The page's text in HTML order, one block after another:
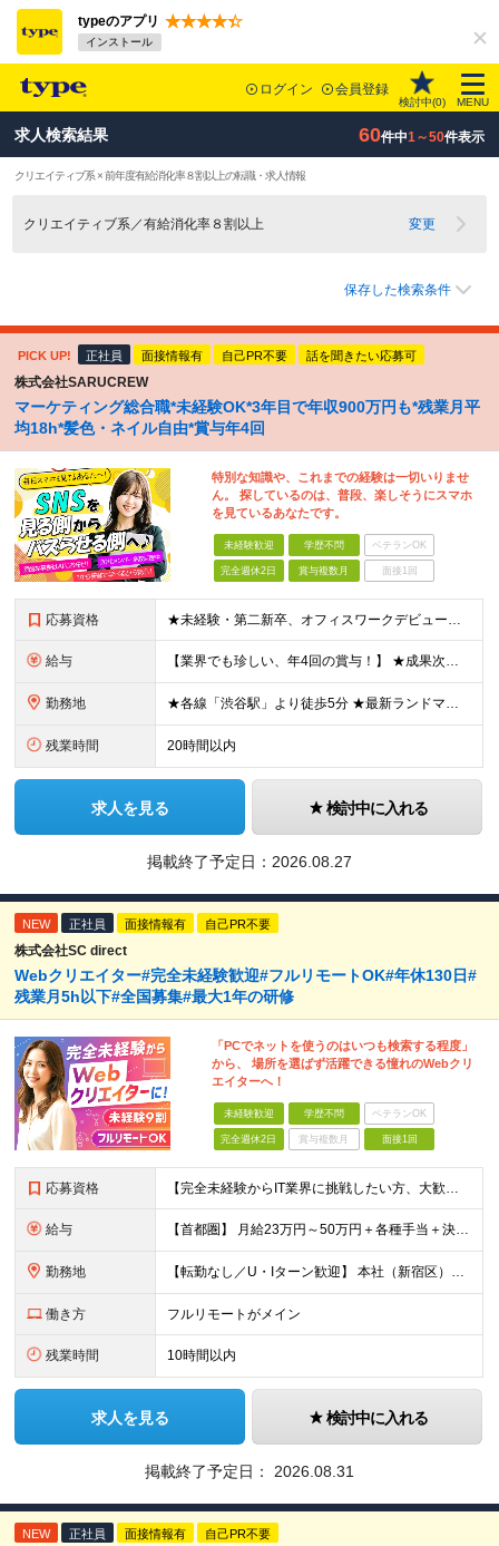
typeのアプリ
インストール
ログイン 会員登録
検討中(0) MENU
求人検索結果 60件中1～50件表示
クリエイティブ系 × 前年度有給消化率８割以上の転職・求人情報
クリエイティブ系／有給消化率８割以上 変更
保存した検索条件
PICK UP! 正社員 面接情報有 自己PR不要 話を聞きたい応募可
株式会社SARUCREW
マーケティング総合職*未経験OK*3年目で年収900万円も*残業月平
均18h*髪色・ネイル自由*賞与年4回
特別な知識や、これまでの経験は一切いりませ
ん。 探しているのは、普段、楽しそうにスマホ
を見ているあなたです。
未経験歓迎 学歴不問 ベテランOK
完全週休2日 賞与複数月 面接1回
応募資格 ★未経験・第二新卒、オフィスワークデビュー大歓迎 ★平均年齢は28.6歳！ ★20代の若手メンバーが中心になって活躍している職場です！ ●学歴不問 ※35歳以下の方（若年層の長期キャリア形成） ★こ
給与 【業界でも珍しい、年4回の賞与！】 ★成果次第でスピード昇給可 →20代で年収700万〜900万超も！ ■未経験：月給26〜30万円＋賞与年4回（業績による）＋各種手当 ※経験・スキルを考慮して決定
勤務地 ★各線「渋谷駅」より徒歩5分 ★最新ランドマークオフィスです！ ★転勤はありません 【本社】 東京都渋谷区道玄坂2-25-12 道玄坂通 dogenzaka-dori 5階 ※(変更の範囲)上記を除
残業時間 20時間以内
求人を見る 検討中に入れる
掲載終了予定日： 2026.08.27
NEW 正社員 面接情報有 自己PR不要
株式会社SC direct
Webクリエイター#完全未経験歓迎#フルリモートOK#年休130日#
残業月5h以下#全国募集#最大1年の研修
「PCでネットを使うのはいつも検索する程度」
から、 場所を選ばず活躍できる憧れのWebクリ
エイターへ！
未経験歓迎 学歴不問 ベテランOK
完全週休2日 賞与複数月 面接1回
応募資格 【完全未経験からIT業界に挑戦したい方、大歓迎！】 ●応募年齢制限：34歳まで（若年層の長期キャリア形成を図るため） ★学歴不問・転職回数不問 ★第二新卒・社会人デビューOK 【こんな方を求めていま
給与 【首都圏】 月給23万円～50万円＋各種手当＋決算賞与 【大阪】 月給22万円～50万円＋各種手当＋決算賞与 【愛知】 月給21.5万円～50万円＋各種手当＋決算賞与 【福岡・宮城】 月給20万
勤務地 【転勤なし／U・Iターン歓迎】 本社（新宿区）、大阪支店、名古屋支店または東京都・神奈川県・千葉県・埼玉県・愛知県・大阪府・福岡県をはじめ、全国のプロジェクト先 ※ご希望を最大限考慮して配属先を決定
働き方 フルリモートがメイン
残業時間 10時間以内
求人を見る 検討中に入れる
掲載終了予定日： 2026.08.31
NEW 正社員 面接情報有 自己PR不要